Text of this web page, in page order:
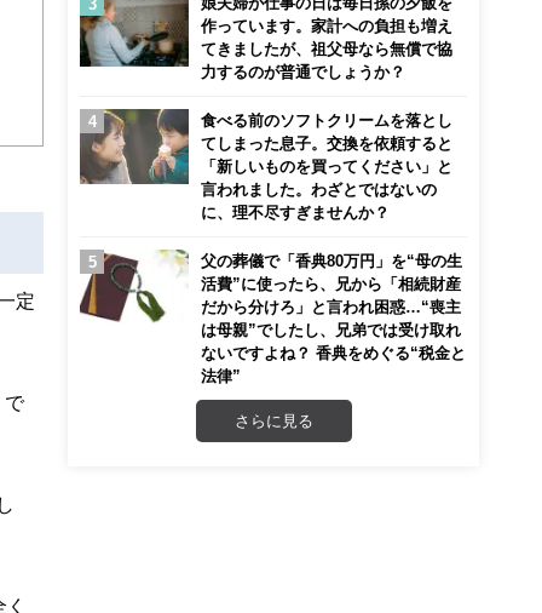
定
で
作っています。家計への負担も増え
てきましたが、祖父母なら無償で協
力するのが普通でしょうか？
食べる前のソフトクリームを落とし
てしまった息子。交換を依頼すると
「新しいものを買ってください」と
言われました。わざとではないの
に、理不尽すぎませんか？
父の葬儀で「香典80万円」を“母の生
活費”に使ったら、兄から「相続財産
だから分けろ」と言われ困惑…“喪主
は母親”でしたし、兄弟では受け取れ
ないですよね？ 香典をめぐる“税金と
法律”
さらに見る